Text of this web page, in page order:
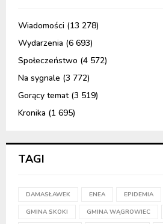
Wiadomości (13 278)
Wydarzenia (6 693)
Społeczeństwo (4 572)
Na sygnale (3 772)
Gorący temat(3 519)
Kronika (1 695)
TAGI
DAMASŁAWEK ENEA EPIDEMIA
GMINA SKOKI GMINA WĄGROWIEC